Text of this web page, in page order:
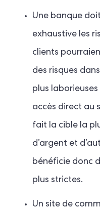
Une banque
exhaustive les
clients
des risques
plus
accès direct au
fait la cible la
d’argent et
bénéficie donc
plus strictes.
Un site de